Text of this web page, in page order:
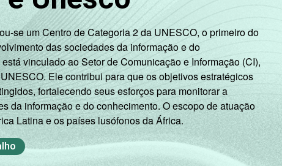
se um Centro de Categoria 2 da UNESCO, o primeiro do
das sociedades da informação e do
vinculado ao Setor de Comunicação e Informação (CI),
Ele contribui para que os objetivos estratégicos
fortalecendo seus esforços para monitorar a
da informação e do conhecimento. O escopo de atuação
Latina e os países lusófonos da África.